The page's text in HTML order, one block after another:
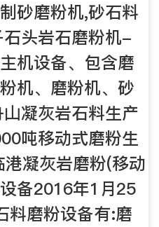
砂磨粉机,砂石料
石头岩石磨粉机-
机设备、包含磨
机、磨粉机、砂
凝灰岩石料生产
吨移动式磨粉生
凝灰岩磨粉(移动
备2016年1月25
料磨粉设备有:磨